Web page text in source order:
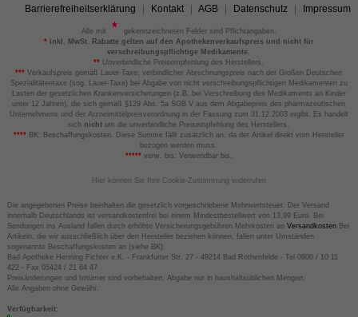
Barrierefreiheitserklärung Kontakt AGB Datenschutz Impressum
Alle mit
gekennzeichneten Felder sind Pflichtangaben.
*inkl. MwSt. Rabatte gelten auf den Apothekenverkaufspreis und nicht für
verschreibungspflichtige Medikamente.
** Unverbindliche Preisempfehlung des Herstellers.
*** Verkaufspreis gemäß Lauer-Taxe; verbindlicher Abrechnungspreis nach der Großen Deutschen
Spezialitätentaxe (sog. Lauer-Taxe) bei Abgabe von nicht verschreibungspflichtigen Medikamenten zu
Lasten der gesetzlichen Krankenversicherungen (z.B. bei Verschreibung des Medikaments an Kinder
unter 12 Jahren), die sich gemäß §129 Abs. 5a SGB V aus dem Abgabepreis des pharmazeutischen
Unternehmens und der Arzneimittelpreisverordnung in der Fassung zum 31.12.2003 ergibt. Es handelt
sich nicht um die unverbindliche Preisempfehlung des Herstellers.
****BK: Beschaffungskosten. Diese Summe fällt zusätzlich an, da der Artikel direkt vom Hersteller
bezogen werden muss.
*****verw. bis: Verwendbar bis.
Hier können Sie Ihre Cookie-Zustimmung widerrufen
Die angegebenen Preise beinhalten die gesetzlich vorgeschriebene Mehrwertsteuer. Der Versand
innerhalb Deutschlands ist versandkostenfrei bei einem Mindestbestellwert von 13,99 Euro. Bei
Sendungen ins Ausland fallen durch erhöhte Versicherungsgebühren Mehrkosten an VersandkostenBei
Artikeln, die wir ausschließlich über den Hersteller beziehen können, fallen unter Umständen
sogenannte Beschaffungskosten an (siehe BK).
Bad Apotheke Henning Fichter e.K. - Frankfurter Str. 27 - 49214 Bad Rothenfelde - Tel 0800 / 10 11
422 - Fax 05424 / 21 64 47
Preisänderungen und Irrtümer sind vorbehalten. Abgabe nur in haushaltsüblichen Mengen.
Alle Angaben ohne Gewähr.
Verfügbarkeit: